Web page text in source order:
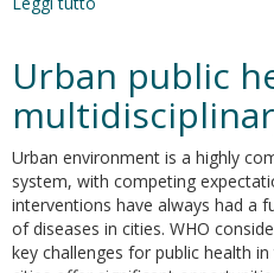
for
Healthy
Ageing
Anti-
globesity
Urban public
Urban environment is a highly
system, with competing
interventions have always had a
of diseases in cities. WHO
key challenges for public health